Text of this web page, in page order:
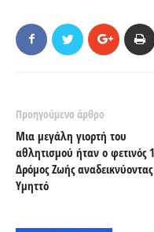
Προηγούμενο άρθρο
Μια μεγάλη γιορτή του
αθλητισμού ήταν ο φετινός
Δρόμος Ζωής
Υμηττό